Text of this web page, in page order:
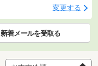
変更する
新着メールを受取る